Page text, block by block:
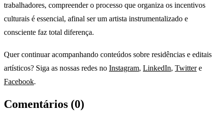
trabalhadores, compreender o processo que organiza os incentivos
culturais é essencial, afinal ser um artista instrumentalizado e
consciente faz total diferença.
Quer continuar acompanhando conteúdos sobre residências e editais
artísticos? Siga as nossas redes no Instagram, LinkedIn, Twittere
Facebook.
Comentários (0)